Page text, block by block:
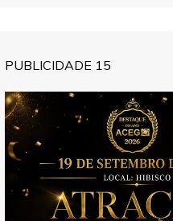
PUBLICIDADE 15